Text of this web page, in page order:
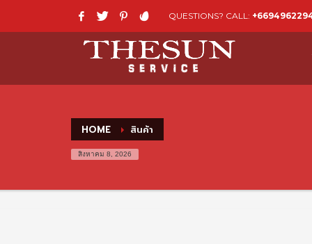
QUESTIONS? CALL:
HOME สินค้า
สิงหาคม 8, 2026